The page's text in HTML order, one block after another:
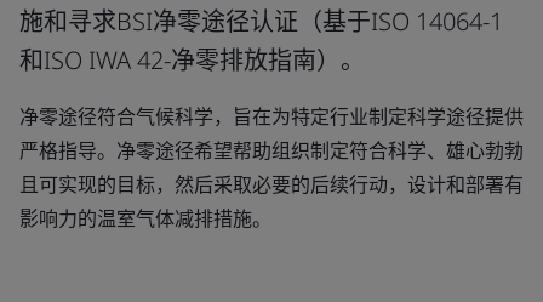
施和寻求BSI净零途径认证（基于ISO 14064-1
和ISO IWA 42-净零排放指南）。
净零途径符合气候科学，旨在为特定行业制定科学途径提供
严格指导。净零途径希望帮助组织制定符合科学、雄心勃勃
且可实现的目标，然后采取必要的后续行动，设计和部署有
影响力的温室气体减排措施。